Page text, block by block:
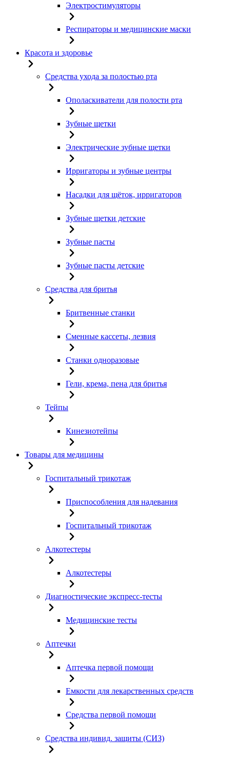
Электростимуляторы
Респираторы и медицинские маски
Красота и здоровье
Средства ухода за полостью рта
Ополаскиватели для полости рта
Зубные щетки
Электрические зубные щетки
Ирригаторы и зубные центры
Насадки для щёток, ирригаторов
Зубные щетки детские
Зубные пасты
Зубные пасты детские
Средства для бритья
Бритвенные станки
Сменные кассеты, лезвия
Станки одноразовые
Гели, крема, пена для бритья
Тейпы
Кинезиотейпы
Товары для медицины
Госпитальный трикотаж
Приспособления для надевания
Госпитальный трикотаж
Алкотестеры
Алкотестеры
Диагностические экспресс-тесты
Медицинские тесты
Аптечки
Аптечка первой помощи
Емкости для лекарственных средств
Средства первой помощи
Средства индивид. защиты (СИЗ)